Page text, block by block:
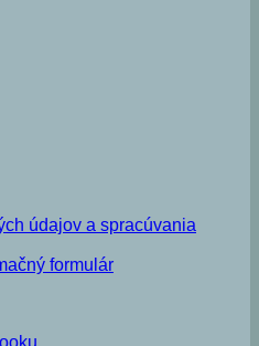
údajov a spracúvania
formulár